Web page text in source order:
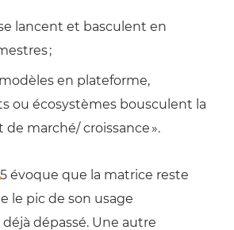
lancent et basculent en
;
en plateforme,
ou écosystèmes bousculent la
de marché/ croissance ».
évoque que la matrice reste
le pic de son usage
dépassé. Une autre